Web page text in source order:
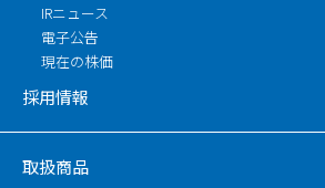
IRニュース
電子公告
現在の株価
採用情報
取扱商品